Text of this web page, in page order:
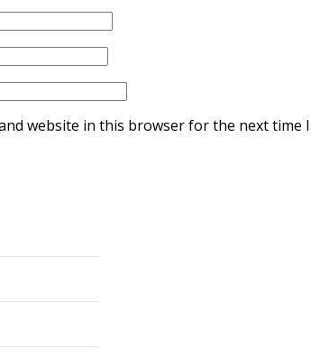
website in this browser for the next time